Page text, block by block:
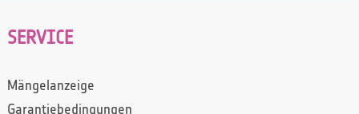
SERVICE
Mängelanzeige
Garantiebedingungen